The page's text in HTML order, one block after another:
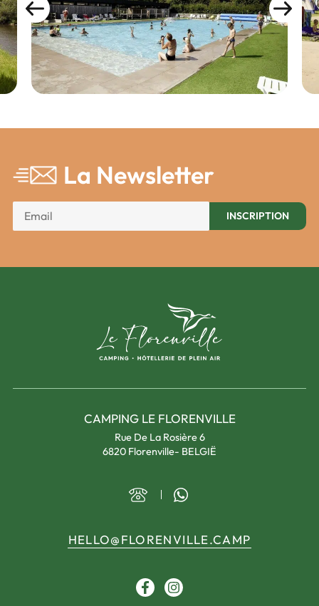
La Newsletter
CAMPING LE FLORENVILLE
Rue De La Rosière 6
6820 Florenville- BELGIË
HELLO@FLORENVILLE.CAMP